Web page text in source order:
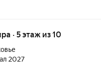
· 5 этаж из 10
2027